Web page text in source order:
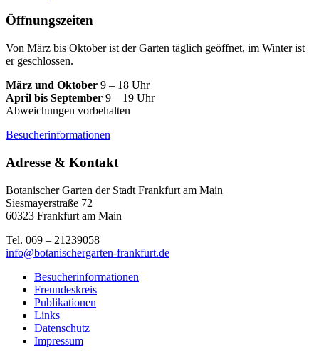
Öffnungszeiten
Von März bis Oktober ist der Garten täglich geöffnet, im Winter ist
er geschlossen.
März und Oktober 9 – 18 Uhr
April bis September 9 – 19 Uhr
Abweichungen vorbehalten
Besucherinformationen
Adresse & Kontakt
Botanischer Garten der Stadt Frankfurt am Main
Siesmayerstraße 72
60323 Frankfurt am Main
Tel. 069 – 21239058
info@botanischergarten-frankfurt.de
Besucherinformationen
Freundeskreis
Publikationen
Links
Datenschutz
Impressum